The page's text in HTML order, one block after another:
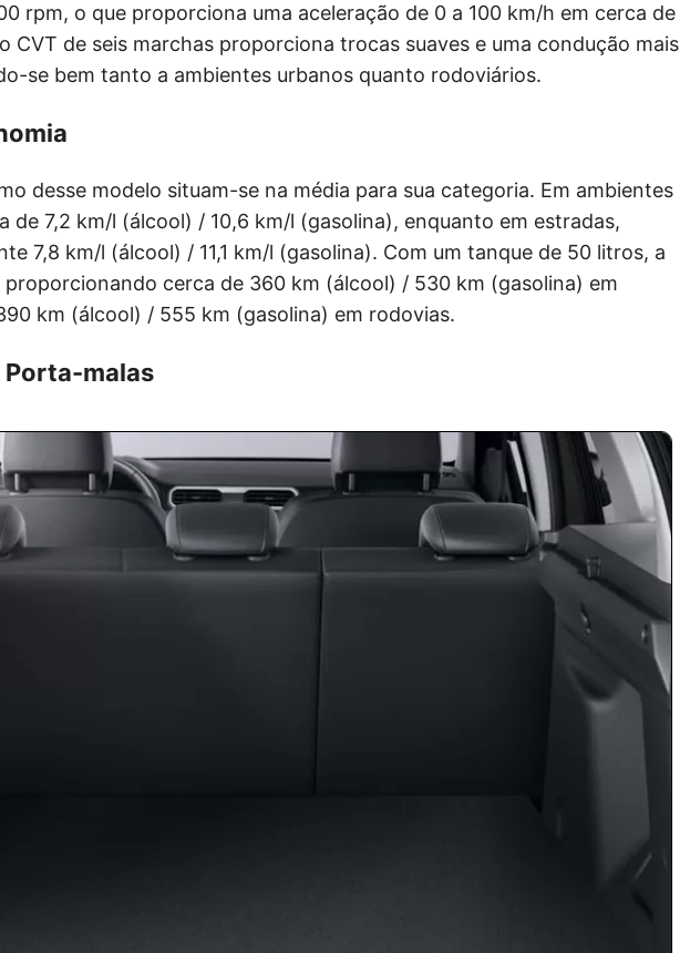
rpm, o que proporciona uma aceleração de 0 a 100 km/h em cerca de
CVT de seis marchas proporciona trocas suaves e uma condução mais
se bem tanto a ambientes urbanos quanto rodoviários.
desse modelo situam-se na média para sua categoria. Em ambientes
de 7,2 km/l (álcool) / 10,6 km/l (gasolina), enquanto em estradas,
7,8 km/l (álcool) / 11,1 km/l (gasolina). Com um tanque de 50 litros, a
cerca de 360 km (álcool) / 530 km (gasolina) em
km (álcool) / 555 km (gasolina) em rodovias.
Porta-malas